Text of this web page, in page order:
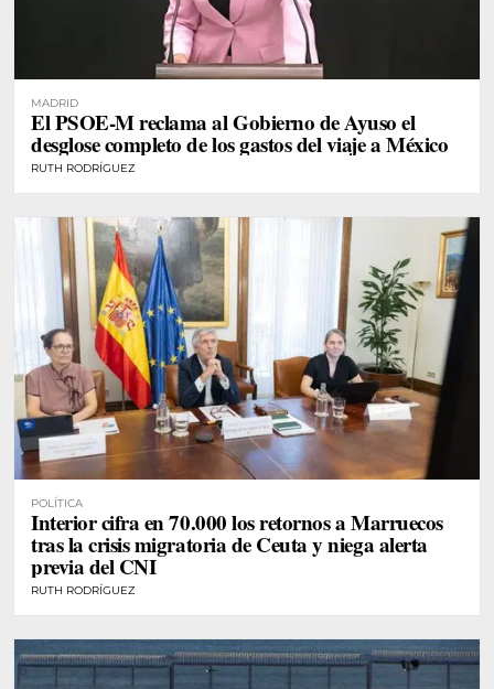
MADRID
El PSOE-M reclama al Gobierno de Ayuso el
desglose completo de los gastos del viaje a México
RUTH RODRÍGUEZ
POLÍTICA
Interior cifra en 70.000 los retornos a Marruecos
tras la crisis migratoria de Ceuta y niega alerta
previa del CNI
RUTH RODRÍGUEZ